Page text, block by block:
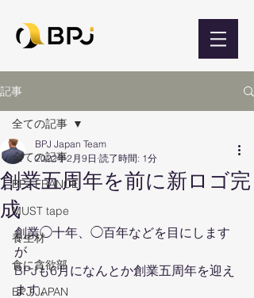
記事
全ての記事
BPJ FRANCE
MUST tape
養生材
食に貪欲部
BPJ JAPAN
全ての記事
創業五周年を前に新ロゴ完
成
BPJ Japan Team
2022年2月9日 読了時間: 1分
創業◯十年、◯百年などを目にします
が
BPJも6月になんとか創業五周年を迎え
ます。